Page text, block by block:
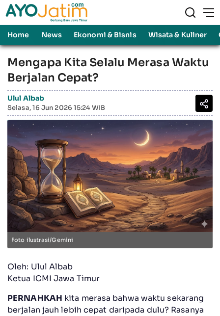
Home News Ekonomi & Bisnis Wisata & Kuliner
Mengapa Kita Selalu Merasa Waktu
Berjalan Cepat?
Ulul Albab
Selasa, 16 Jun 2026 15:24 WIB
Foto ilustrasi/Gemini
Oleh: Ulul Albab
Ketua ICMI Jawa Timur
PERNAHKAH kita merasa bahwa waktu sekarang
berjalan jauh lebih cepat daripada dulu? Rasanya